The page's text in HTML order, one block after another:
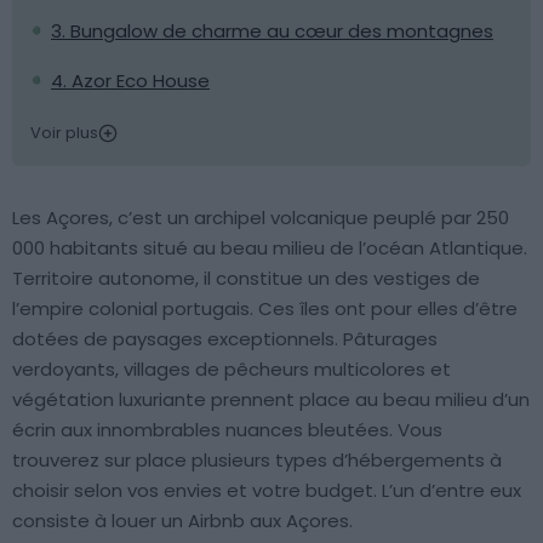
3. Bungalow de charme au cœur des montagnes
4. Azor Eco House
Voir plus
Les Açores, c’est un archipel volcanique peuplé par 250
000 habitants situé au beau milieu de l’océan Atlantique.
Territoire autonome, il constitue un des vestiges de
l’empire colonial portugais. Ces îles ont pour elles d’être
dotées de paysages exceptionnels. Pâturages
verdoyants, villages de pêcheurs multicolores et
végétation luxuriante prennent place au beau milieu d’un
écrin aux innombrables nuances bleutées. Vous
trouverez sur place plusieurs types d’hébergements à
choisir selon vos envies et votre budget. L’un d’entre eux
consiste à louer un Airbnb aux Açores.